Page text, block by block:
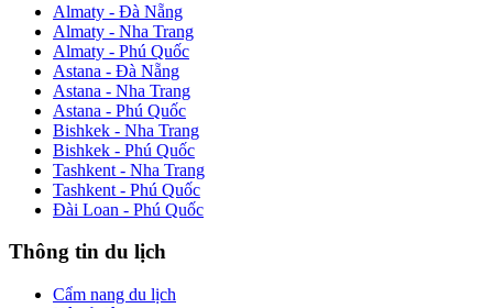
Almaty - Đà Nẵng
Almaty - Nha Trang
Almaty - Phú Quốc
Astana - Đà Nẵng
Astana - Nha Trang
Astana - Phú Quốc
Bishkek - Nha Trang
Bishkek - Phú Quốc
Tashkent - Nha Trang
Tashkent - Phú Quốc
Đài Loan - Phú Quốc
Thông tin du lịch
Cẩm nang du lịch